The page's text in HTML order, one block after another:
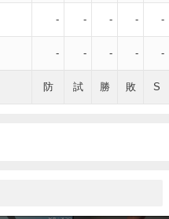
- - - - -
- - - - -
防 試 勝 敗 S